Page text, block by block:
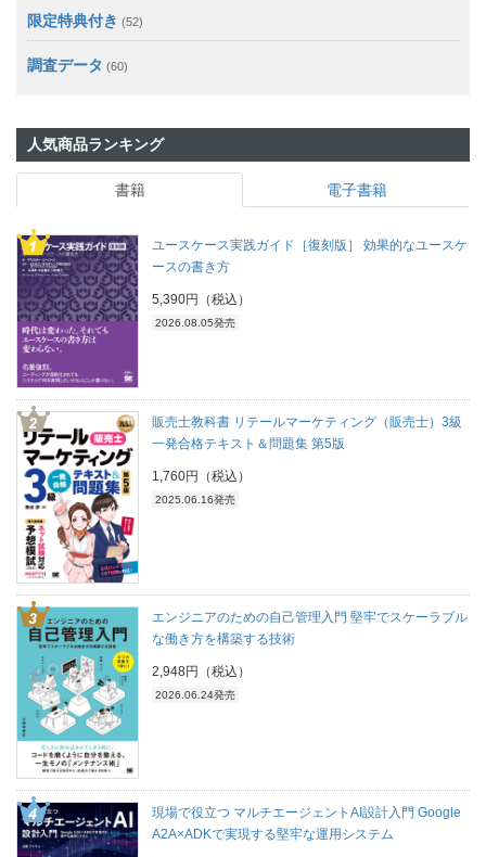
限定特典付き (52)
調査データ (60)
人気商品ランキング
書籍 電子書籍
ユースケース実践ガイド［復刻版］ 効果的なユースケ
ースの書き方
5,390円（税込）
2026.08.05発売
販売士教科書 リテールマーケティング（販売士）3級
一発合格テキスト＆問題集 第5版
1,760円（税込）
2025.06.16発売
エンジニアのための自己管理入門 堅牢でスケーラブル
な働き方を構築する技術
2,948円（税込）
2026.06.24発売
現場で役立つ マルチエージェントAI設計入門 Google
A2A×ADKで実現する堅牢な運用システム